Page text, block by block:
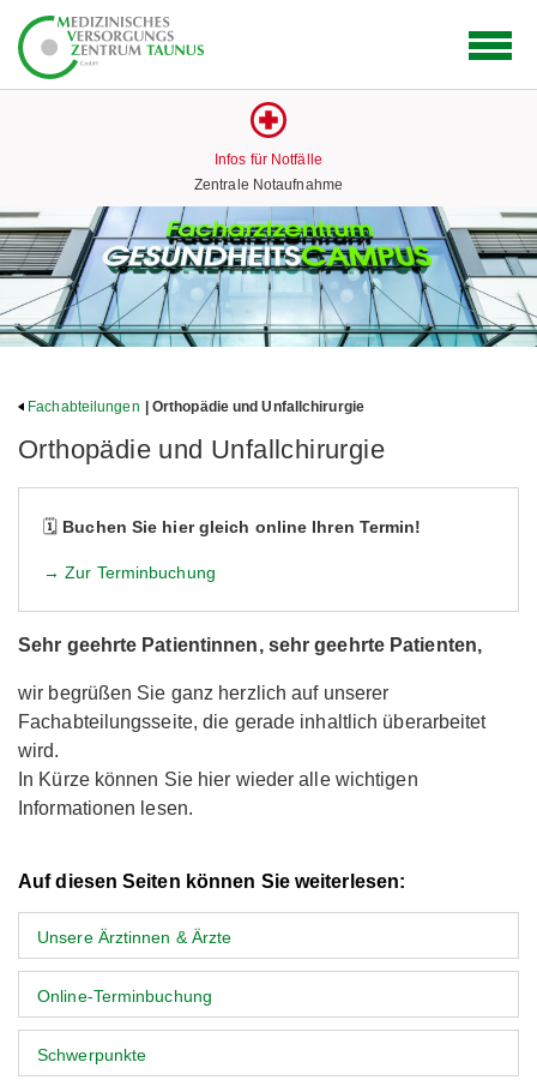
Logo
des
Medizinischen
zur
Startseite
Infos für Notfälle
Zentrale Notaufnahme
Fachabteilungen | Orthopädie und Unfallchirurgie
Orthopädie und Unfallchirurgie
🗓️ Buchen Sie hier gleich online Ihren Termin!
→ Zur Terminbuchung
Sehr geehrte Patientinnen, sehr geehrte Patienten,
wir begrüßen Sie ganz herzlich auf unserer
Fachabteilungsseite, die gerade inhaltlich überarbeitet
wird.
In Kürze können Sie hier wieder alle wichtigen
Informationen lesen.
Auf diesen Seiten können Sie weiterlesen:
Unsere Ärztinnen & Ärzte
Online-Terminbuchung
Schwerpunkte